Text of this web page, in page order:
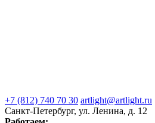
+7 (812) 740 70 30 artlight@artlight.ru
Санкт-Петербург, ул. Ленина, д. 12